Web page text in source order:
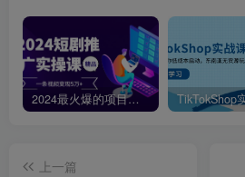
2024最火爆的项目短剧推广实操课，一条视频变现5万+【附软件工具】
上一篇